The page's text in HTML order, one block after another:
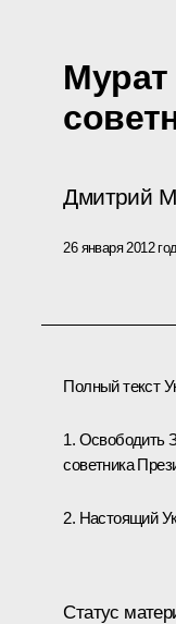
Мурат
Дмитрий
26 января 2012
Полный текст
1. Освободить
советника
2. Настоящий
Статус